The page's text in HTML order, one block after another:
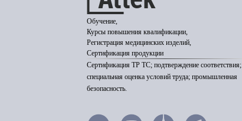
Обучение,
Курсы повышения квалификации,
Регистрация медицинских изделий,
Сертификация продукции
Сертификация ТР ТС; подтверждение соответствия;
специальная оценка условий труда; промышленная
безопасность.